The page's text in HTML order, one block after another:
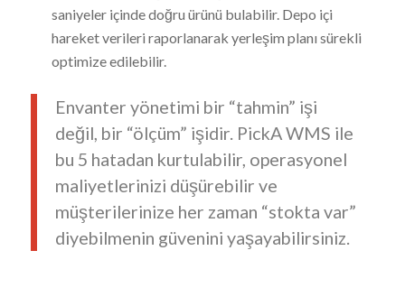
saniyeler içinde doğru ürünü bulabilir. Depo içi
hareket verileri raporlanarak yerleşim planı sürekli
optimize edilebilir.
Envanter yönetimi bir “tahmin” işi
değil, bir “ölçüm” işidir. PickA WMS ile
bu 5 hatadan kurtulabilir, operasyonel
maliyetlerinizi düşürebilir ve
müşterilerinize her zaman “stokta var”
diyebilmenin güvenini yaşayabilirsiniz.